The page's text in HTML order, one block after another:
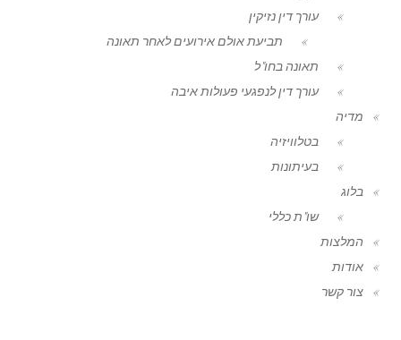
עורך דין נזיקין
תביעת אולם אירועים לאחר תאונה
תאונה בחו"ל
עורך דין לנפגעי פעולות איבה
מדיה
בטלוויזיה
בעיתונות
בלוג
שו"ת כללי
המלצות
אודות
צור קשר